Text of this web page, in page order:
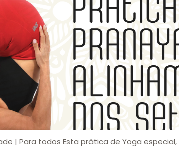
| Para todos Esta prática de Yoga